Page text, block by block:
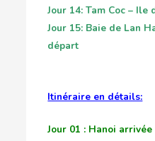
Jour 14: Tam Coc – Ile
Jour 15: Baie de Lan
départ
Itinéraire en détails:
Jour 01 : Hanoi arrivée